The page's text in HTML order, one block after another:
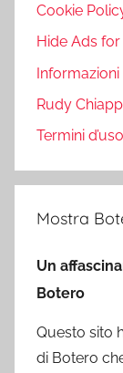
Cookie
Hide Ads
Rudy
Termini d’uso
Mostra
Un
Botero
Questo sito
di Botero